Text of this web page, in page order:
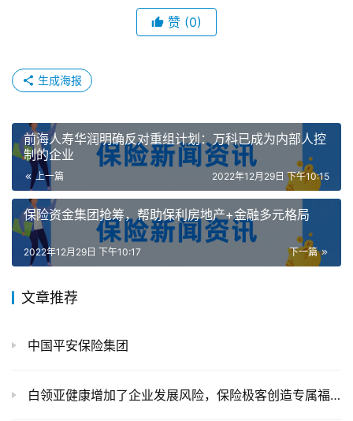
赞 (0)
生成海报
前海人寿华润明确反对重组计划：万科已成为内部人控
制的企业
上一篇 2022年12月29日 下午10:15
保险资金集团抢筹，帮助保利房地产+金融多元格局
下一篇
2022年12月29日 下午10:17
文章推荐
中国平安保险集团
白领亚健康增加了企业发展风险，保险极客创造专属福利保障